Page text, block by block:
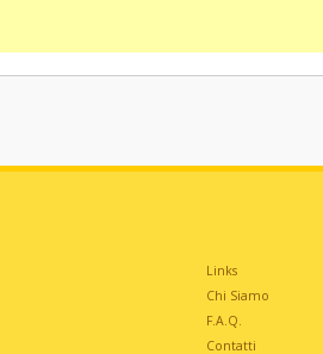
Links
Chi Siamo
F.A.Q.
Contatti